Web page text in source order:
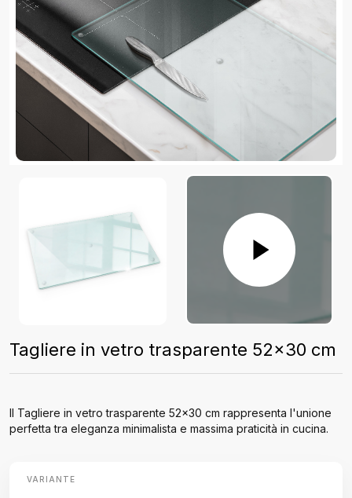
Tagliere in vetro trasparente 52x30 cm
Il Tagliere in vetro trasparente 52x30 cm rappresenta l'unione
perfetta tra eleganza minimalista e massima praticità in cucina.
VARIANTE